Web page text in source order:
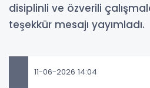
disiplinli ve özverili
teşekkür mesajı yayımladı.
11-06-2026 14:04